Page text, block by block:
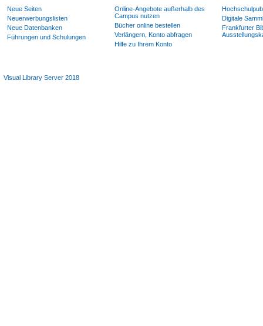
Neue Seiten
Neuerwerbungslisten
Neue Datenbanken
Führungen und Schulungen
Online-Angebote außerhalb des
Campus nutzen
Bücher online bestellen
Verlängern, Konto abfragen
Hilfe zu Ihrem Konto
Digitale
Frankfurter
Visual Library Server 2018